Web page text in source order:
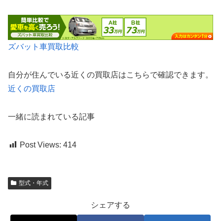
ズバット車買取比較
自分が住んでいる近くの買取店はこちらで確認できます。
近くの買取店
一緒に読まれている記事
Post Views: 414
型式・年式
シェアする